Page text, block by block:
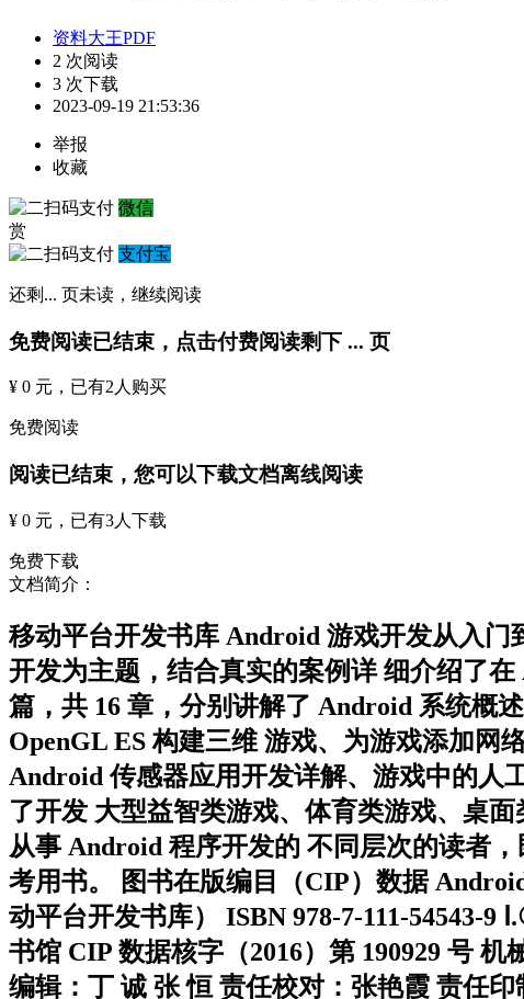
资料大王PDF
2 次阅读
3 次下载
2023-09-19 21:53:36
举报
收藏
微信
赏
支付宝
还剩 ... 页未读， 继续阅读
免费阅读已结束，点击付费阅读剩下 ... 页
¥ 0 元 ，已有2 人购买
免费阅读
阅读已结束，您可以下载文档离线阅读
¥ 0 元 ，已有3人下载
免费下载
文档简介：
移动平台开发书库 Android 游戏开发从入
开发为主题，结合真实的案例详 细介绍了
篇，共 16 章，分别讲解了 Android 系统概
OpenGL ES 构建三维 游戏、为游戏添加网
Android 传感器应用开发详解、游戏中的人
了开发 大型益智类游戏、体育类游戏、桌
从事 Android 程序开发的 不同层次的读者
考用书。 图书在版编目（CIP）数据
动平台开发书库） ISBN 978-7-111-
书馆 CIP 数据核字（2016）第 190929 号
编辑：丁 诚 张 恒 责任校对：张艳霞 责任印